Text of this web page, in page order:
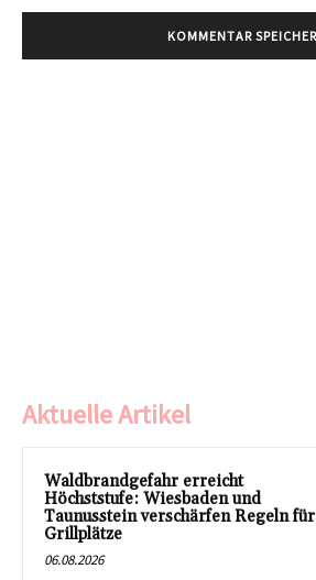
Aktuelle Artikel
Waldbrandgefahr erreicht
Höchststufe: Wiesbaden und
Taunusstein verschärfen Regeln für
Grillplätze
06.08.2026